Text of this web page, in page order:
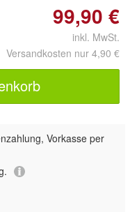
99,90 €
inkl. MwSt.
Versandkosten nur 4,90 €
Vorkasse per